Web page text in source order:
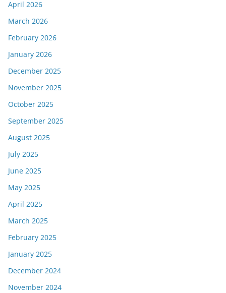
April 2026
March 2026
February 2026
January 2026
December 2025
November 2025
October 2025
September 2025
August 2025
July 2025
June 2025
May 2025
April 2025
March 2025
February 2025
January 2025
December 2024
November 2024